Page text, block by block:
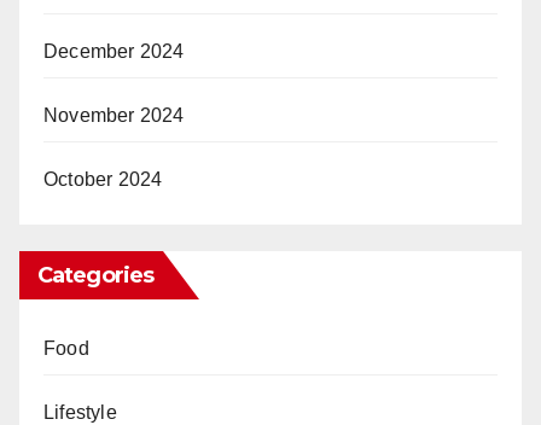
December 2024
November 2024
October 2024
Categories
Food
Lifestyle